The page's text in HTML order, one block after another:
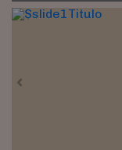
Previous